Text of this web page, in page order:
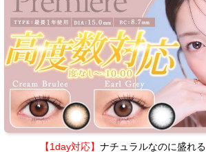
【1day対応】 ナチュラルなのに盛れる